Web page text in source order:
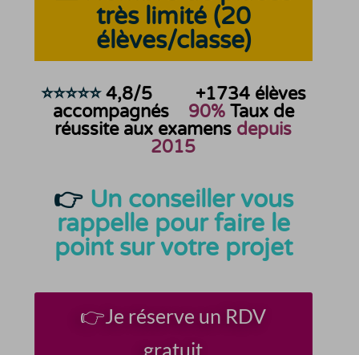
très limité (20
élèves/classe)
⭐⭐⭐⭐⭐ 4,8/5 +1734élèves
accompagnés 90%Taux de
réussite aux examens depuis
2015
👉 Un conseiller vous
rappelle pour faire le
point sur votre projet
👉Je réserve un RDV
gratuit